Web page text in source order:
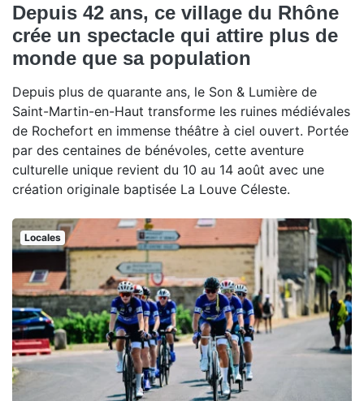
Depuis 42 ans, ce village du Rhône
crée un spectacle qui attire plus de
monde que sa population
Depuis plus de quarante ans, le Son & Lumière de
Saint-Martin-en-Haut transforme les ruines médiévales
de Rochefort en immense théâtre à ciel ouvert. Portée
par des centaines de bénévoles, cette aventure
culturelle unique revient du 10 au 14 août avec une
création originale baptisée La Louve Céleste.
Locales